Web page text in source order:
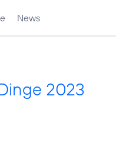
News
2023